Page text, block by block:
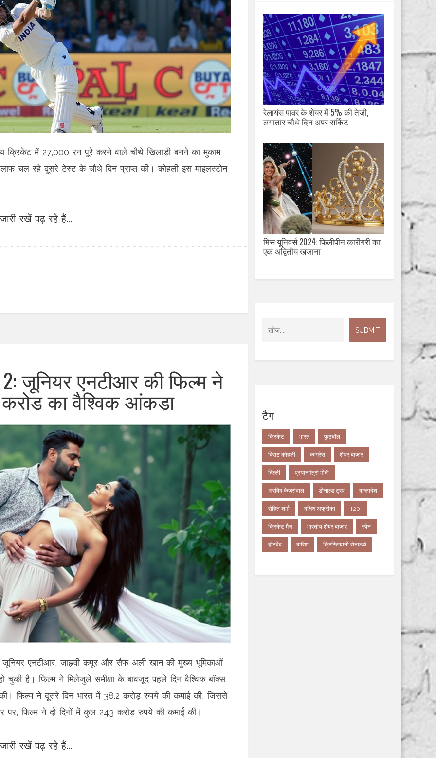
क्रिकेट में 27,000 रन पूरे करने वाले चौथे खिलाड़ी बनने का मुकाम
चल रहे दूसरे टेस्ट के चौथे दिन प्राप्त की। कोहली इस माइलस्टोन
जारी रखें पढ़ रहे हैं...
जूनियर एनटीआर की फिल्म ने
करोड़ का वैश्विक आंकड़ा
1' ने जूनियर एनटीआर, जाह्नवी कपूर और सैफ अली खान की मुख्य भूमिकाओं
चुकी है। फिल्म ने मिलेजुले समीक्षा के बावजूद पहले दिन वैश्विक बॉक्स
फिल्म ने दूसरे दिन भारत में 38.2 करोड़ रुपये की कमाई की, जिससे
फिल्म ने दो दिनों में कुल 243 करोड़ रुपये की कमाई की।
जारी रखें पढ़ रहे हैं...
रेलायंस पावर के शेयर में 5% की तेजी,
लगातार चौथे दिन अपर सर्किट
मिस यूनिवर्स 2024: फिलीपीन कारीगरी का
एक अद्वितीय खजाना
टैग
क्रिकेट भारत फुटबॉल
विराट कोहली कांग्रेस शेयर बाजार
दिल्ली प्रधानमंत्री मोदी
अरविंद केजरीवाल डोनाल्ड ट्रंप बांग्लादेश
रोहित शर्मा दक्षिण अफ्रीका T20I
क्रिकेट मैच भारतीय शेयर बाजार स्पेन
हीटवेव बारिश क्रिस्टियानो रोनाल्डो